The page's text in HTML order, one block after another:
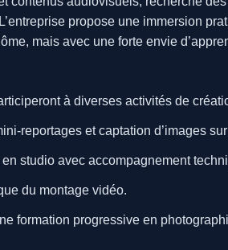
propose une immersion
mais avec une forte envie
à diverses activités de
reportages et captation d’images
studio avec accompagnement
du montage vidéo.
formation progressive en